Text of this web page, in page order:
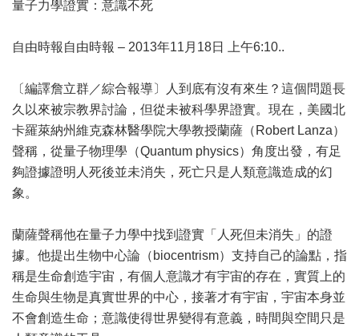
量子力學證實：意識不死
自由時報自由時報 – 2013年11月18日 上午6:10..
〔編譯詹立群／綜合報導〕人到底有沒有來生？這個問題長
久以來被宗教界討論，但從未被科學界證實。現在，美國北
卡羅萊納州維克森林醫學院大學教授蘭薩（Robert Lanza）
聲稱，從量子物理學（Quantum physics）角度出發，有足
夠證據證明人死後並未消失，死亡只是人類意識造成的幻
象。
蘭薩聲稱他在量子力學中找到證實「人死但未消失」的證
據。他提出生物中心論（biocentrism）支持自己的論點，指
稱是生命創造宇宙，有個人意識才有宇宙的存在，實質上的
生命與生物是真實世界的中心，接著才有宇宙，宇宙本身並
不會創造生命；意識使得世界變得有意義，時間與空間只是